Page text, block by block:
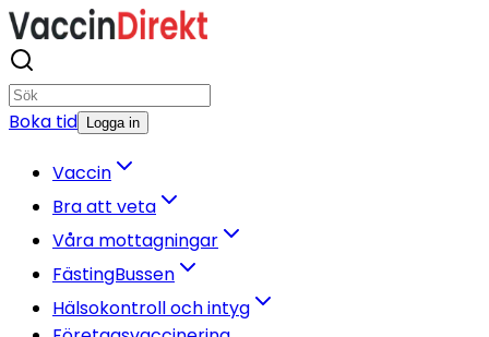
Boka tid Logga in
Vaccin
Bra att veta
Våra mottagningar
FästingBussen
Hälsokontroll och intyg